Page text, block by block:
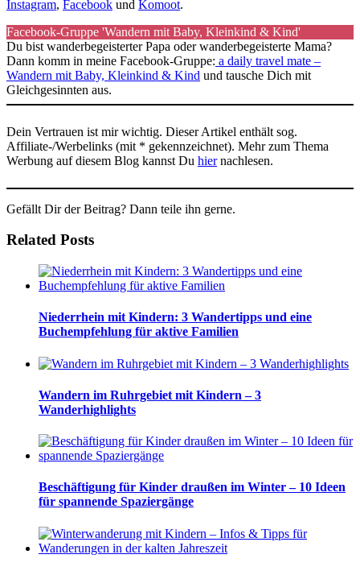
Instagram, Facebook und Komoot.
Facebook-Gruppe 'Wandern mit Baby, Kleinkind & Kind'
Du bist wanderbegeisterter Papa oder wanderbegeisterte Mama?
Dann komm in meine Facebook-Gruppe: a daily travel mate –
Wandern mit Baby, Kleinkind & Kind und tausche Dich mit
Gleichgesinnten aus.
Dein Vertrauen ist mir wichtig. Dieser Artikel enthält sog.
Affiliate-/Werbelinks (mit * gekennzeichnet). Mehr zum Thema
Werbung auf diesem Blog kannst Du hiernachlesen.
Gefällt Dir der Beitrag? Dann teile ihn gerne.
Related Posts
Niederrhein mit Kindern: 3 Wandertipps und eine
Buchempfehlung für aktive Familien
Wandern im Ruhrgebiet mit Kindern – 3
Wanderhighlights
Beschäftigung für Kinder draußen im Winter – 10 Ideen
für spannende Spaziergänge